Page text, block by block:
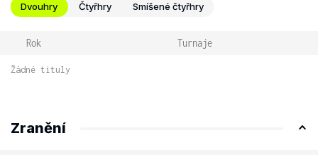
Dvouhry Čtyřhry Smíšené čtyřhry
Rok Turnaje
Žádné tituly
Zranění